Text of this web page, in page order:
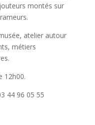
montés sur
atelier autour
métiers
12h00.
44 96 05 55